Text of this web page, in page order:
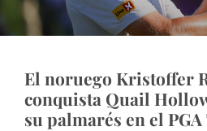
El noruego Kristoffer
conquista Quail
su palmarés en el PGA